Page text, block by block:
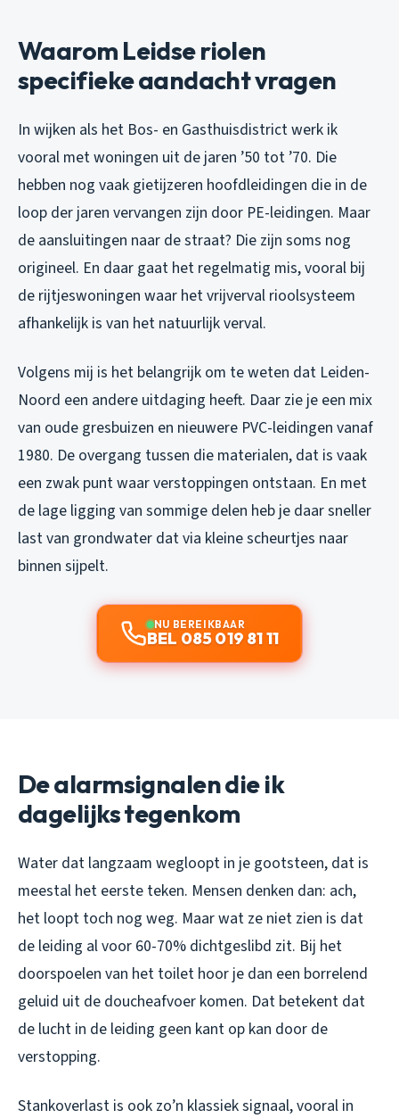
Waarom Leidse riolen
specifieke aandacht vragen
In wijken als het Bos- en Gasthuisdistrict werk ik
vooral met woningen uit de jaren ’50 tot ’70. Die
hebben nog vaak gietijzeren hoofdleidingen die in de
loop der jaren vervangen zijn door PE-leidingen. Maar
de aansluitingen naar de straat? Die zijn soms nog
origineel. En daar gaat het regelmatig mis, vooral bij
de rijtjeswoningen waar het vrijverval rioolsysteem
afhankelijk is van het natuurlijk verval.
Volgens mij is het belangrijk om te weten dat Leiden-
Noord een andere uitdaging heeft. Daar zie je een mix
van oude gresbuizen en nieuwere PVC-leidingen vanaf
1980. De overgang tussen die materialen, dat is vaak
een zwak punt waar verstoppingen ontstaan. En met
de lage ligging van sommige delen heb je daar sneller
last van grondwater dat via kleine scheurtjes naar
binnen sijpelt.
NU BEREIKBAAR
BEL 085 019 81 11
De alarmsignalen die ik
dagelijks tegenkom
Water dat langzaam wegloopt in je gootsteen, dat is
meestal het eerste teken. Mensen denken dan: ach,
het loopt toch nog weg. Maar wat ze niet zien is dat
de leiding al voor 60-70% dichtgeslibd zit. Bij het
doorspoelen van het toilet hoor je dan een borrelend
geluid uit de doucheafvoer komen. Dat betekent dat
de lucht in de leiding geen kant op kan door de
verstopping.
Stankoverlast is ook zo’n klassiek signaal, vooral in